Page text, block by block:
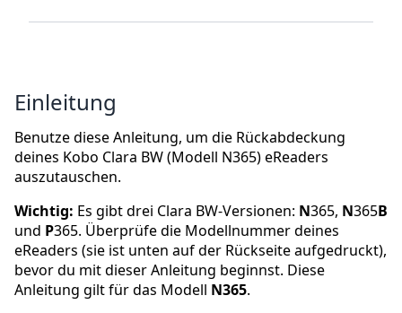
Einleitung
Benutze diese Anleitung, um die Rückabdeckung
deines Kobo Clara BW (Modell N365) eReaders
auszutauschen.
Wichtig: Es gibt drei Clara BW-Versionen: N365, N365B
und P365. Überprüfe die Modellnummer deines
eReaders (sie ist unten auf der Rückseite aufgedruckt),
bevor du mit dieser Anleitung beginnst. Diese
Anleitung gilt für das Modell N365.